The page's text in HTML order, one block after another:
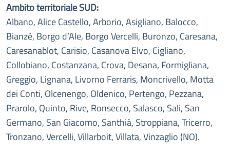
Ambito territoriale SUD:
Albano, Alice Castello, Arborio, Asigliano, Balocco,
Bianzè, Borgo d’Ale, Borgo Vercelli, Buronzo, Caresana,
Caresanablot, Carisio, Casanova Elvo, Cigliano,
Collobiano, Costanzana, Crova, Desana, Formigliana,
Greggio, Lignana, Livorno Ferraris, Moncrivello, Motta
dei Conti, Olcenengo, Oldenico, Pertengo, Pezzana,
Prarolo, Quinto, Rive, Ronsecco, Salasco, Sali, San
Germano, San Giacomo, Santhià, Stroppiana, Tricerro,
Tronzano, Vercelli, Villarboit, Villata, Vinzaglio (NO).